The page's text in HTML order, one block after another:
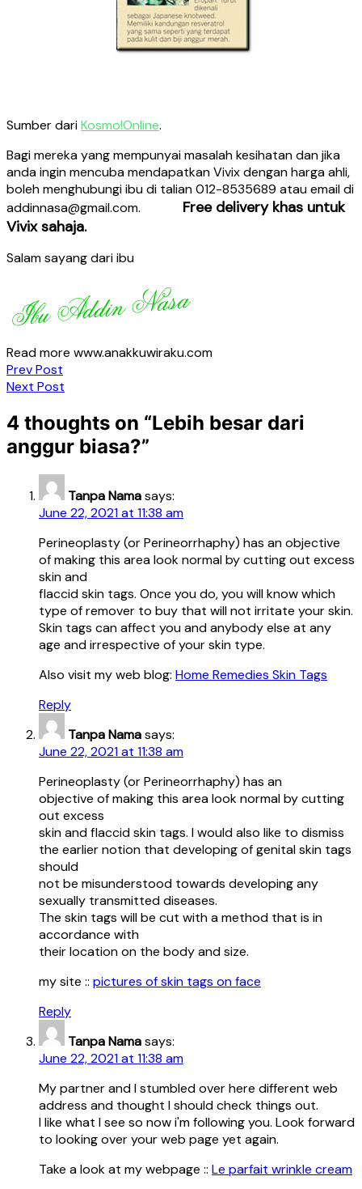
Sumber dariKosmo!Online.
Bagi mereka yang mempunyai masalah kesihatan dan jika
anda ingin mencuba mendapatkan Vivix dengan harga ahli,
boleh menghubungi ibu di talian 012-8535689 atau email di
addinnasa@gmail.com. Free delivery khas untuk
Vivix sahaja.
Salam sayang dari ibu
Read more www.anakkuwiraku.com
Post
navigation
Prev Post
Next Post
4 thoughts on “Lebih besar dari
anggur biasa?”
Tanpa Namasays:
June 22, 2021 at 11:38 am
Perineoplasty (or Perineorrhaphy) has an objective
of making this area look normal by cutting out excess
skin and
flaccid skin tags. Once you do, you will know which
type of remover to buy that will not irritate your skin.
Skin tags can affect you and anybody else at any
age and irrespective of your skin type.
Also visit my web blog: Home Remedies Skin Tags
Reply
Tanpa Namasays:
June 22, 2021 at 11:38 am
Perineoplasty (or Perineorrhaphy) has an
objective of making this area look normal by cutting
out excess
skin and flaccid skin tags. I would also like to dismiss
the earlier notion that developing of genital skin tags
should
not be misunderstood towards developing any
sexually transmitted diseases.
The skin tags will be cut with a method that is in
accordance with
their location on the body and size.
my site :: pictures of skin tags on face
Reply
Tanpa Namasays:
June 22, 2021 at 11:38 am
My partner and I stumbled over here different web
address and thought I should check things out.
I like what I see so now i'm following you. Look forward
to looking over your web page yet again.
Take a look at my webpage :: Le parfait wrinkle cream